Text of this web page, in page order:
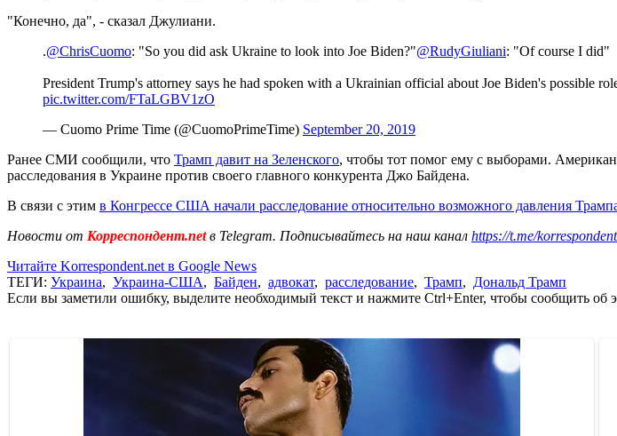
"Конечно, да", - сказал Джулиани.
.@ChrisCuomo: "So you did ask Ukraine to look into Joe Biden?"@RudyGiuliani: "Of course I did"
President Trump's attorney says he had spoken with a Ukrainian official about Joe Biden's possible
pic.twitter.com/FTaLGBV1zO
— Cuomo Prime Time (@CuomoPrimeTime) September 20, 2019
Ранее СМИ сообщили, что Трамп давит на Зеленского, чтобы тот помог ему с выборами.
расследования в Украине против своего главного конкурента Джо Байдена.
В связи с этим в Конгрессе США начали расследование относительно возможного давления
Новости от Корреспондент.netв Telegram. Подписывайтесь на наш канал https://t.me/
Читайте Korrespondent.net в Google News
ТЕГИ: Украина, Украина-США, Байден, адвокат, расследование, Трамп, Дональд Трамп
Если вы заметили ошибку, выделите необходимый текст и нажмите Ctrl+Enter, чтобы сообщить об